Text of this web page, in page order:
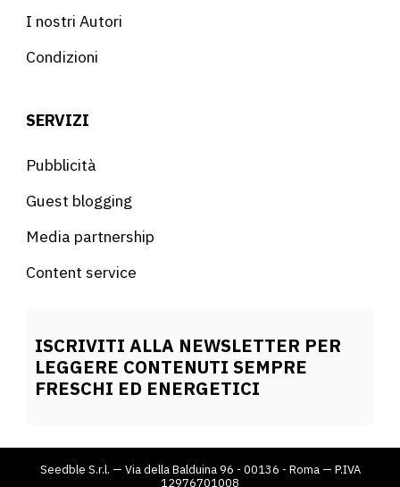
I nostri Autori
Condizioni
SERVIZI
Pubblicità
Guest blogging
Media partnership
Content service
ISCRIVITI ALLA NEWSLETTER PER
LEGGERE CONTENUTI SEMPRE
FRESCHI ED ENERGETICI
Seedble S.r.l. — Via della Balduina 96 - 00136 - Roma — P.IVA
12976701008